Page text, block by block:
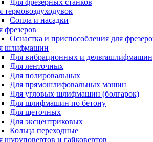
Для фрезерных станков
термовоздуходувок
Сопла и насадки
фрезеров
Оснастка и приспособления для
шлифмашин
Для вибрационных и дельташлифмашин
Для ленточных
Для полировальных
Для прямошлифовальных машин
Для угловых шлифмашин (болгарок)
Для шлифмашин по бетону
Для щеточных
Для эксцентриковых
Кольца переходные
шуруповертов и гайковертов